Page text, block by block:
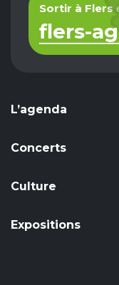
Sortir à Flers
flers-
L’agenda
Concerts
Culture
Expositions